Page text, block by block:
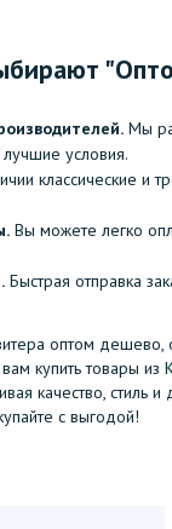
Мы
условия.
классические и
Вы можете легко
. Быстрая отправка
оптом дешево,
купить товары из
качество, стиль
с выгодой!